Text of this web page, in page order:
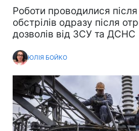
Роботи проводилися
обстрілів одразу після
дозволів від ЗСУ та ДСНС
ЮЛІЯ БОЙКО